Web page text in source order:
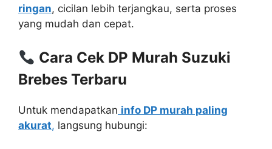
ringan, cicilan lebih terjangkau, serta proses
yang mudah dan cepat.
Cara Cek DP Murah Suzuki
Brebes Terbaru
Untuk mendapatkan info DP murah paling
akurat, langsung hubungi: